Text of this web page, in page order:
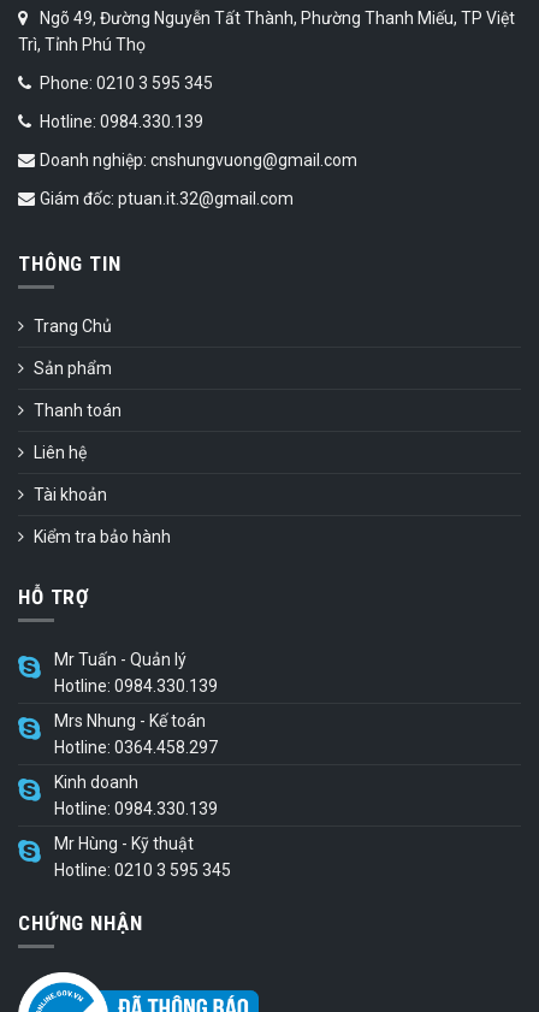
Ngõ 49, Đường Nguyễn Tất Thành, Phường Thanh Miếu, TP Việt
Trì, Tỉnh Phú Thọ
Phone: 0210 3 595 345
Hotline: 0984.330.139
Doanh nghiệp: cnshungvuong@gmail.com
Giám đốc: ptuan.it.32@gmail.com
THÔNG TIN
Trang Chủ
Sản phẩm
Thanh toán
Liên hệ
Tài khoản
Kiểm tra bảo hành
HỖ TRỢ
Mr Tuấn - Quản lý
Hotline: 0984.330.139
Mrs Nhung - Kế toán
Hotline: 0364.458.297
Kinh doanh
Hotline: 0984.330.139
Mr Hùng - Kỹ thuật
Hotline: 0210 3 595 345
CHỨNG NHẬN